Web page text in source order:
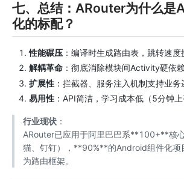
七、总结：ARouter为什么是
化的标配？
性能碾压 ：编译时生成路由表，跳转速度
解耦革命 ：彻底消除模块间Activity硬依赖
扩展性 ：拦截器、服务注入机制支持业务
易用性 ：API简洁，学习成本低（5分钟上
行业现状：
ARouter已应用于阿里巴巴系**100+**核
猫、钉钉），**90%**的Android组件化项
为路由框架。